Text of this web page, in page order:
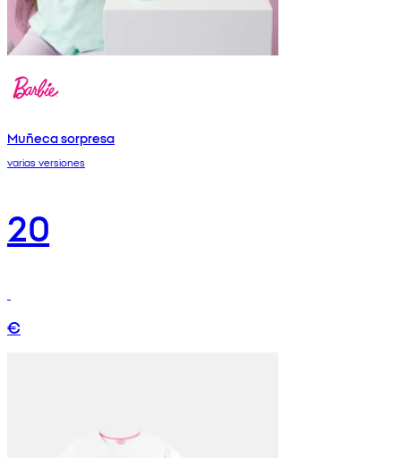
Muñeca sorpresa
varias versiones
20
€